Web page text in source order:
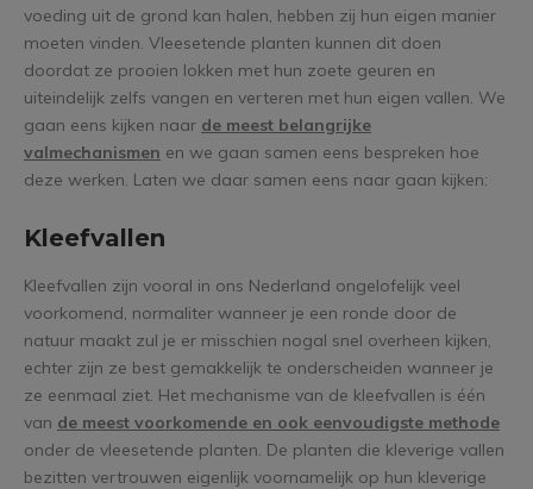
voeding uit de grond kan halen, hebben zij hun eigen manier
moeten vinden. Vleesetende planten kunnen dit doen
doordat ze prooien lokken met hun zoete geuren en
uiteindelijk zelfs vangen en verteren met hun eigen vallen. We
gaan eens kijken naar de meest belangrijke
valmechanismen en we gaan samen eens bespreken hoe
deze werken. Laten we daar samen eens naar gaan kijken:
Kleefvallen
Kleefvallen zijn vooral in ons Nederland ongelofelijk veel
voorkomend, normaliter wanneer je een ronde door de
natuur maakt zul je er misschien nogal snel overheen kijken,
echter zijn ze best gemakkelijk te onderscheiden wanneer je
ze eenmaal ziet. Het mechanisme van de kleefvallen is één
van de meest voorkomende en ook eenvoudigste methode
onder de vleesetende planten. De planten die kleverige vallen
bezitten vertrouwen eigenlijk voornamelijk op hun kleverige